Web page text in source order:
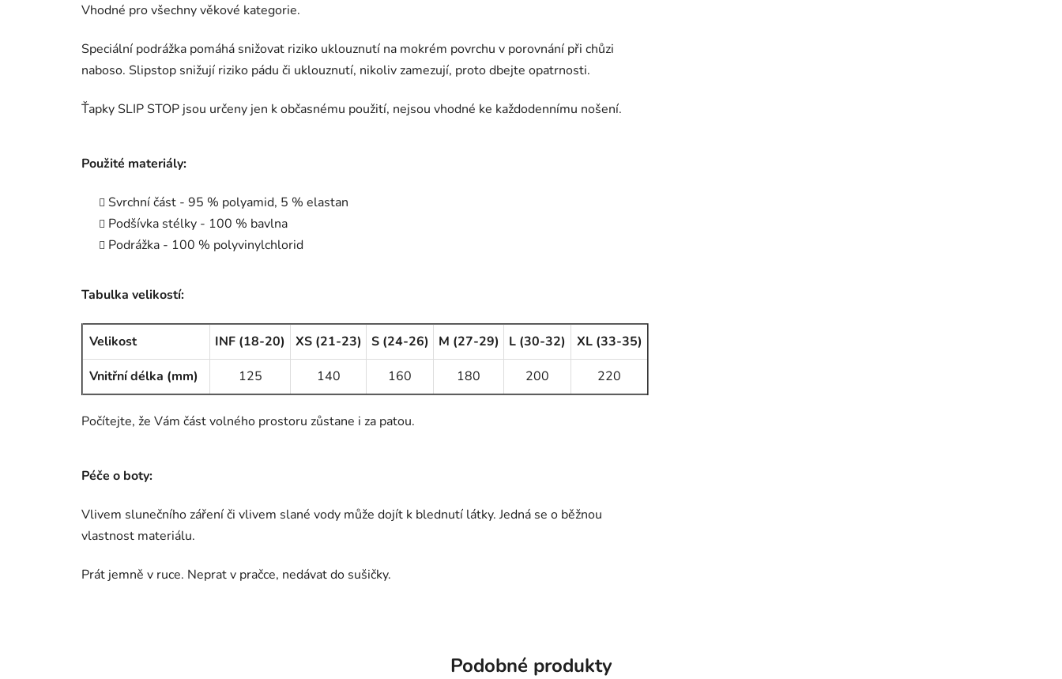
Vhodné pro všechny věkové kategorie.
Speciální podrážka pomáhá snižovat riziko uklouznutí na mokrém povrchu v porovnání při chůzi
naboso. Slipstop snižují riziko pádu či uklouznutí, nikoliv zamezují, proto dbejte opatrnosti.
Ťapky SLIP STOP jsou určeny jen k občasnému použití, nejsou vhodné ke každodennímu nošení.
Použité materiály:
Svrchní část - 95 % polyamid, 5 % elastan
Podšívka stélky - 100 % bavlna
Podrážka - 100 % polyvinylchlorid
Tabulka velikostí:
Velikost INF (18-20) XS (21-23) S (24-26) M (27-29) L (30-32)
XL (33-35)
Vnitřní délka (mm)
125 140 160 180 200 220
Počítejte, že Vám část volného prostoru zůstane i za patou.
Péče o boty:
Vlivem slunečního záření či vlivem slané vody může dojít k blednutí látky. Jedná se o běžnou
vlastnost materiálu.
Prát jemně v ruce. Neprat v pračce, nedávat do sušičky.
Podobné produkty